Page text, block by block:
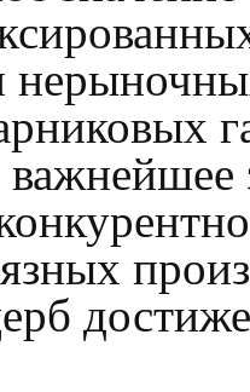
важнейшее